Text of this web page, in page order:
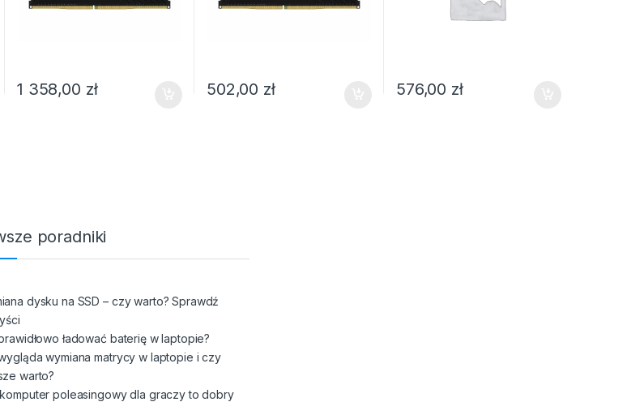
1 358,00 zł 502,00 zł 576,00 zł
poradniki
dysku na SSD – czy warto? Sprawdź
ładować baterię w laptopie?
wymiana matrycy w laptopie i czy
warto?
poleasingowy dla graczy to dobry